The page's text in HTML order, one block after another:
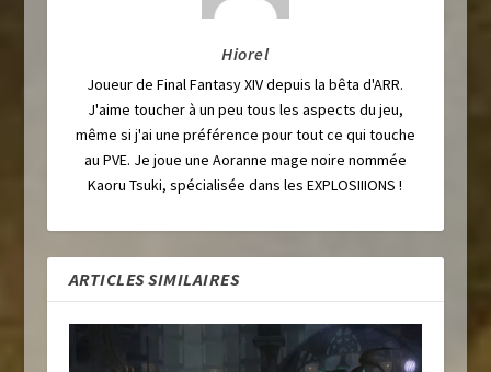
Hiorel
Joueur de Final Fantasy XIV depuis la bêta d'ARR.
J'aime toucher à un peu tous les aspects du jeu,
même si j'ai une préférence pour tout ce qui touche
au PVE. Je joue une Aoranne mage noire nommée
Kaoru Tsuki, spécialisée dans les EXPLOSIIIONS !
ARTICLES SIMILAIRES